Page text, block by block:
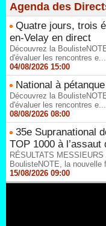
Agenda des
Quatre jours, trois
en-Velay en direct
Découvrez la
d'évaluer les rencontres e...
04/08/2026 15:00
National à
Découvrez la
d'évaluer les rencontres e...
08/08/2026 08:00
35e Supranational
TOP 1000 à l’assaut
RÉSULTATS
BoulisteNOTE, la nouvelle
15/08/2026 09:00